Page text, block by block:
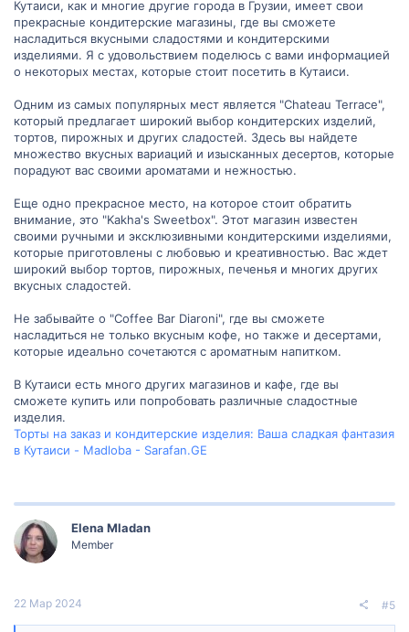
Кутаиси, как и многие другие города в Грузии, имеет свои
прекрасные кондитерские магазины, где вы сможете
насладиться вкусными сладостями и кондитерскими
изделиями. Я с удовольствием поделюсь с вами информацией
о некоторых местах, которые стоит посетить в Кутаиси.
Одним из самых популярных мест является "Chateau Terrace",
который предлагает широкий выбор кондитерских изделий,
тортов, пирожных и других сладостей. Здесь вы найдете
множество вкусных вариаций и изысканных десертов, которые
порадуют вас своими ароматами и нежностью.
Еще одно прекрасное место, на которое стоит обратить
внимание, это "Kakha's Sweetbox". Этот магазин известен
своими ручными и эксклюзивными кондитерскими изделиями,
которые приготовлены с любовью и креативностью. Вас ждет
широкий выбор тортов, пирожных, печенья и многих других
вкусных сладостей.
Не забывайте о "Coffee Bar Diaroni", где вы сможете
насладиться не только вкусным кофе, но также и десертами,
которые идеально сочетаются с ароматным напитком.
В Кутаиси есть много других магазинов и кафе, где вы
сможете купить или попробовать различные сладостные
изделия.
Торты на заказ и кондитерские изделия: Ваша сладкая фантазия
в Кутаиси - Madloba - Sarafan.GE
Elena Mladan
Member
22 Мар 2024 #5